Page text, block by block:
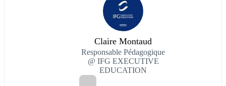
Claire Montaud
Responsable Pédagogique
@ IFG EXECUTIVE
EDUCATION